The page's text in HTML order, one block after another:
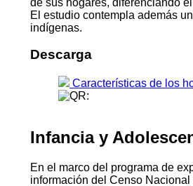
El estudio contempla además
indígenas.
Descarga
Características de los
Infancia y
En el marco del programa de
información del Censo